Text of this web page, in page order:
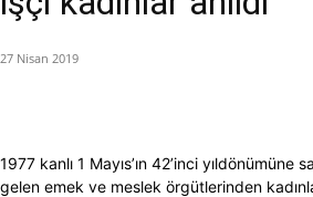
27 Nisan 2019
1977 kanlı 1 Mayıs’ın 42’inci yıldönümüne
gelen emek ve meslek örgütlerinden